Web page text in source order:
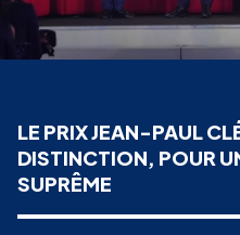
LE PRIX JEAN-PAUL
DISTINCTION, POUR
SUPRÊME